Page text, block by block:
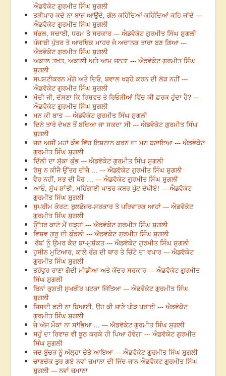
ਐਡਵੋਕੇਟ ਗੁਰਮੀਤ ਸਿੰਘ ਸ਼ੁਗਲੀ
ਤੜੀਪਾਰ ਕਦੇ ਨਾ ਬਾਜ਼ ਆਉਂਦੇ, ਗੱਲ ਕਹਿੰਦਿਆਂ-ਕਹਿੰਦਿਆਂ ਕਹਿ ਜਾਂਦੇ ---
ਐਡਵੋਕੇਟ ਗੁਰਮੀਤ ਸਿੰਘ ਸ਼ੁਗਲੀ
ਸੰਭਲ, ਸਚਾਈ, ਧਰਮ ਤੇ ਸਰਕਾਰ --- ਐਡਵੋਕੇਟ ਗੁਰਮੀਤ ਸਿੰਘ ਸ਼ੁਗਲੀ
ਪੰਜਾਬੀ ਪੁੱਤਰ ਤੇ ਆਰਥਿਕ ਮਾਹਰ ਜੋ ਅਚਾਨਕ ਤਾਰਾ ਬਣ ਗਿਆ ---
ਐਡਵੋਕੇਟ ਗੁਰਮੀਤ ਸਿੰਘ ਸ਼ੁਗਲੀ
ਅਕਾਲ ਤਖ਼ਤ, ਅਕਾਲੀ ਅਤੇ ਆਮ ਜਨਤਾ --- ਐਡਵੋਕੇਟ ਗੁਰਮੀਤ ਸਿੰਘ
ਸ਼ੁਗਲੀ
ਸਪਸ਼ਟੀਕਰਨ ਮੰਗੋ ਅਤੇ ਦਿਓ, ਬਵਾਲ ਖੜ੍ਹੇ ਕਰਨ ਦੀ ਲੋੜ ਨਹੀਂ ---
ਐਡਵੋਕੇਟ ਗੁਰਮੀਤ ਸਿੰਘ ਸ਼ੁਗਲੀ
ਮੋਦੀ ਜੀ, ਦੱਸਣਾ ਕਿ ਰਿਸ਼ਵਤ ਤੇ ਰਿਓੜੀਆਂ ਵਿੱਚ ਕੀ ਫ਼ਰਕ ਹੁੰਦਾ ਹੈ? ---
ਐਡਵੋਕੇਟ ਗੁਰਮੀਤ ਸਿੰਘ ਸ਼ੁਗਲੀ
ਮਨ ਕੀ ਬਾਤ --- ਐਡਵੋਕੇਟ ਗੁਰਮੀਤ ਸਿੰਘ ਸ਼ੁਗਲੀ
ਦਿਨੇ ਤਾਰੇ ਦੇਖਣ ਤੋਂ ਬਚਿਆ ਜਾ ਸਕਦਾ ਸੀ --- ਐਡਵੋਕੇਟ ਗੁਰਮੀਤ ਸਿੰਘ
ਸ਼ੁਗਲੀ
ਜਦ ਅਸੀਂ ਮਹਾਂ ਕੁੰਭ ਵਿੱਚ ਇਸ਼ਨਾਨ ਕਰਨ ਦਾ ਮਨ ਬਣਾਇਆ --- ਐਡਵੋਕੇਟ
ਗੁਰਮੀਤ ਸਿੰਘ ਸ਼ੁਗਲੀ
ਦਿੱਲੀ ਦਾ ਸੁੱਕਾ ਕੁੰਭ --- ਐਡਵੋਕੇਟ ਗੁਰਮੀਤ ਸਿੰਘ ਸ਼ੁਗਲੀ
ਰੋਸੁ ਨ ਕੀਜੈ ਉੱਤਰ ਦੀਜੈ ... --- ਐਡਵੋਕੇਟ ਗੁਰਮੀਤ ਸਿੰਘ ਸ਼ੁਗਲੀ
ਵੈਰ ਨਹੀਂ, ਸਭ ਦੀ ਖੈਰ … --- ਐਡਵੋਕੇਟ ਗੁਰਮੀਤ ਸਿੰਘ ਸ਼ੁਗਲੀ
ਆਓ, ਸੁੱਖ-ਸ਼ਾਂਤੀ, ਮਹਿੰਗਾਈ ਖਾਤਰ ਕਬਰ ਪੁੱਟ ਦੇਖੀਏ! --- ਐਡਵੋਕੇਟ
ਗੁਰਮੀਤ ਸਿੰਘ ਸ਼ੁਗਲੀ
ਸੁਪਰੀਮ ਕੋਰਟ: ਬੁਲਡੋਜ਼ਰ-ਸਰਕਾਰ ਤੇ ਪਰਿਵਾਰਕ ਆਹਾਂ --- ਐਡਵੋਕੇਟ
ਗੁਰਮੀਤ ਸਿੰਘ ਸ਼ੁਗਲੀ
ਉੱਤਰ ਕਾਟੋ ਮੈਂ ਚੜ੍ਹਾਂ --- ਐਡਵੋਕੇਟ ਗੁਰਮੀਤ ਸਿੰਘ ਸ਼ੁਗਲੀ
ਵਿਸ਼ਵ ਗੁਰੂ ਦੀ ਕੁੰਡਲੀ --- ਐਡਵੋਕੇਟ ਗੁਰਮੀਤ ਸਿੰਘ ਸ਼ੁਗਲੀ
‘ਰੱਬ’ ਨੂੰ ਉਮਰ ਕੈਦ ਬਾ-ਮੁਸ਼ੱਕਤ --- ਐਡਵੋਕੇਟ ਗੁਰਮੀਤ ਸਿੰਘ ਸ਼ੁਗਲੀ
ਹੁਸੀਨ ਮੁਟਿਆਰ, ਕਾਲੇ ਰੰਗ ਦੀ ਥਾਰ ਤੇ ਚਿੱਟੇ ਦਾ ਵਪਾਰ --- ਐਡਵੋਕੇਟ
ਗੁਰਮੀਤ ਸਿੰਘ ਸ਼ੁਗਲੀ
ਤਹੱਵੁਰ ਰਾਣਾ ਗੋਦੀ ਮੀਡੀਆ ਅਤੇ ਕੇਂਦਰ ਸਰਕਾਰ --- ਐਡਵੋਕੇਟ ਗੁਰਮੀਤ
ਸਿੰਘ ਸ਼ੁਗਲੀ
ਬਿਨਾਂ ਕੁਸ਼ਤੀ ਸੁਖਬੀਰ ਪਟਕਾ ਜਿੱਤਿਆ --- ਐਡਵੋਕੇਟ ਗੁਰਮੀਤ ਸਿੰਘ
ਸ਼ੁਗਲੀ
ਜਿਸਦੀ ਫਟੀ ਨਾ ਬਿਆਈ, ਉਹ ਕੀ ਜਾਣੇ ਪੀੜ ਪਰਾਈ --- ਐਡਵੋਕੇਟ
ਗੁਰਮੀਤ ਸਿੰਘ ਸ਼ੁਗਲੀ
ਜੇ ਅੱਜ ਮੌਕਾ ਨਾ ਸਾਂਭਿਆ ... --- ਐਡਵੋਕੇਟ ਗੁਰਮੀਤ ਸਿੰਘ ਸ਼ੁਗਲੀ
ਸਹੁੰ ਦਾ ਰਿਵਾਜ਼ ਵੀ ਝੂਠ ਕਰਕੇ ਹੀ ਪਿਆ ਹੋਵੇਗਾ --- ਐਡਵੋਕੇਟ ਗੁਰਮੀਤ
ਸਿੰਘ ਸ਼ੁਗਲੀ
ਜਦ ਬੁੱਚੜ ਨੂੰ ਅੱਲ੍ਹਾ ਚੇਤੇ ਆਇਆ --- ਐਡਵੋਕੇਟ ਗੁਰਮੀਤ ਸਿੰਘ ਸ਼ੁਗਲੀ
ਚਾਣਚੱਕ ਤੁਰ ਗਏ ਨਵਾਂ ਜ਼ਮਾਨਾ ਦੀ ਜਿੰਦ-ਜਾਨ ਐਡਵੋਕਟ ਗੁਰਮੀਤ ਸਿੰਘ
ਸ਼ੁਗਲੀ --- ਨਵਾਂ ਜ਼ਮਾਨਾ